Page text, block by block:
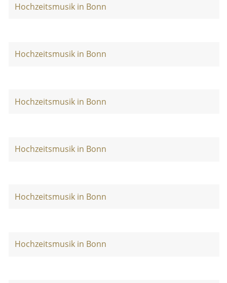
Hochzeitsmusik in Bonn
Hochzeitsmusik in Bonn
Hochzeitsmusik in Bonn
Hochzeitsmusik in Bonn
Hochzeitsmusik in Bonn
Hochzeitsmusik in Bonn